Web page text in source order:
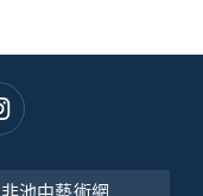
非池中藝術網